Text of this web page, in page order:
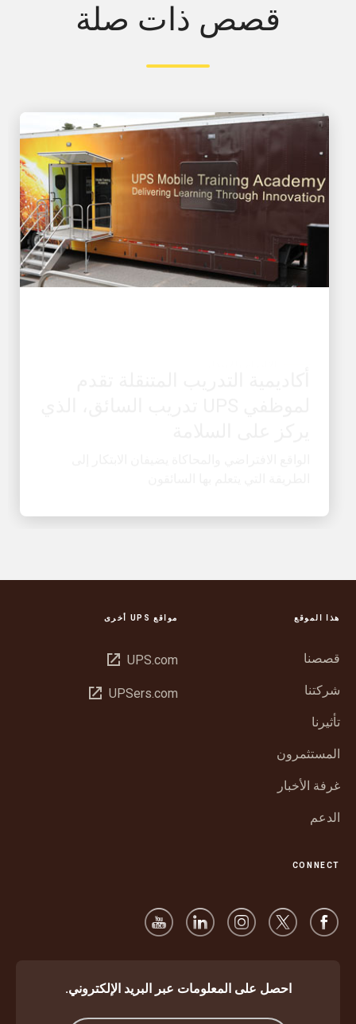
قصص ذات صلة
هذا الموقع
قصصنا
شركتنا
تأثيرنا
المستثمرون
غرفة الأخبار
الدعم
مواقع UPS أخرى
UPS.com فتح
نافذة
UPSers.com فتح
CONNECT
احصل على المعلومات عبر البريد الإلكتروني.